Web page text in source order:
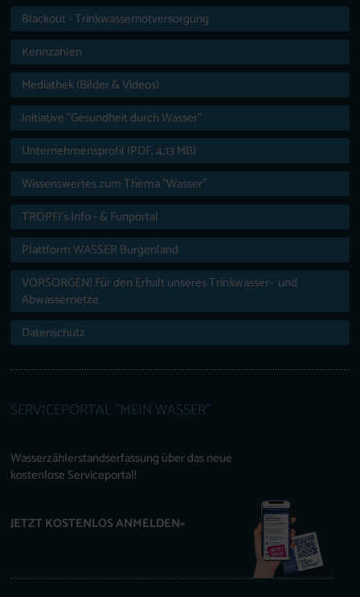
Blackout - Trinkwassernotversorgung
Kennzahlen
Mediathek (Bilder & Videos)
Initiative "Gesundheit durch Wasser"
Unternehmensprofil (PDF, 4,13 MB)
Wissenswertes zum Thema "Wasser"
TROPFI’s Info - & Funportal
Plattform WASSER Burgenland
VORSORGEN! Für den Erhalt unseres Trinkwasser- und
Abwassernetze
Datenschutz
SERVICEPORTAL "MEIN WASSER"
Wasserzählerstandserfassung über das neue
kostenlose Serviceportal!
JETZT KOSTENLOS ANMELDEN»